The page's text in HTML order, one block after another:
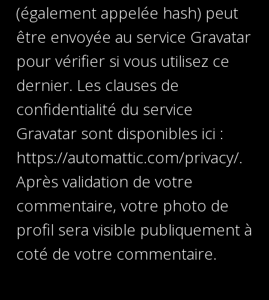
(également appelée hash) peut
être envoyée au service Gravatar
pour vérifier si vous utilisez ce
dernier. Les clauses de
confidentialité du service
Gravatar sont disponibles ici :
https://automattic.com/privacy/.
Après validation de votre
commentaire, votre photo de
profil sera visible publiquement à
coté de votre commentaire.